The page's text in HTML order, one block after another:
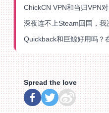
深夜连不上Steam回国，
Spread the love